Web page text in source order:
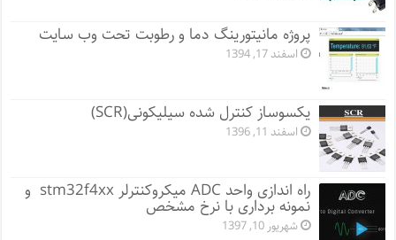
پروژه مانيتورينگ دما و رطوبت تحت وب سایت
اسفند 17, 1394
یکسوساز کنترل شده سیلیکونی(SCR)
اسفند 11, 1396
راه اندازی واحد ADC میکروکنترلر stm32f4xx و
نمونه برداری با نرخ مشخص
شهریور 10, 1397